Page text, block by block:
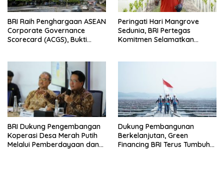
BRI Raih Penghargaan ASEAN
Corporate Governance
Scorecard (ACGS), Bukti
Peringati Hari Mangrove
Sedunia, BRI Pertegas
Komitmen Selamatkan
BRI Dukung Pengembangan
Koperasi Desa Merah Putih
Melalui Pemberdayaan dan
Dukung Pembangunan
Berkelanjutan, Green
Financing BRI Terus Tumbuh